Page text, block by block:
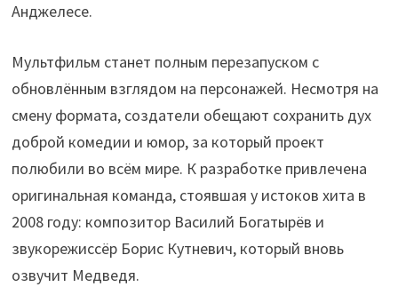
Анджелесе.
Мультфильм станет полным перезапуском с
обновлённым взглядом на персонажей. Несмотря на
смену формата, создатели обещают сохранить дух
доброй комедии и юмор, за который проект
полюбили во всём мире. К разработке привлечена
оригинальная команда, стоявшая у истоков хита в
2008 году: композитор Василий Богатырёв и
звукорежиссёр Борис Кутневич, который вновь
озвучит Медведя.